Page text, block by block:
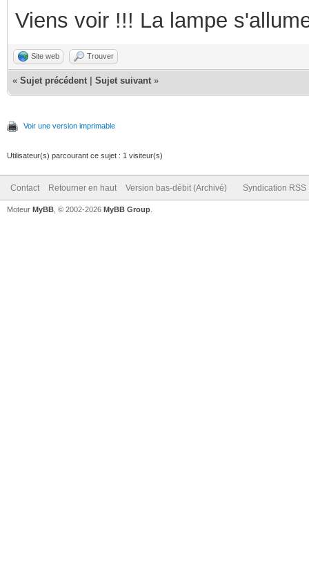
Viens voir !!! La lampe
Site web Trouver
« Sujet précédent Sujet suivant »
Voir une version imprimable
Utilisateur(s) parcourant ce sujet : 1 visiteur(s)
Contact Retourner en haut Version bas-débit (Archivé) Syndication RSS
Moteur MyBB , © 2002-2026 MyBB Group